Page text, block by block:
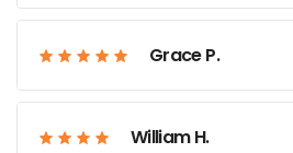
Grace P.
William H.